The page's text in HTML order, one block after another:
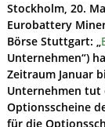
Stockholm, 20.
Eurobattery
Börse Stuttgart: „
Unternehmen“)
Zeitraum Januar
Unternehmen tut
Optionsscheine
für die